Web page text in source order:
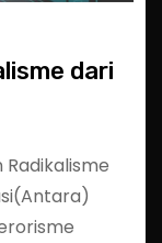
dari
Radikalisme